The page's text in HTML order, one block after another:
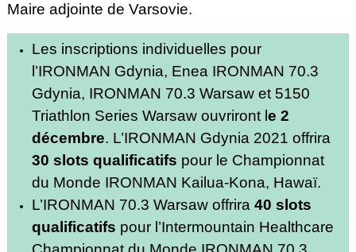
Maire adjointe de Varsovie.
Les inscriptions individuelles pour
l’IRONMAN Gdynia, Enea IRONMAN 70.3
Gdynia, IRONMAN 70.3 Warsaw et 5150
Triathlon Series Warsaw ouvriront l e 2
décembre. L’IRONMAN Gdynia 2021 offrira
30 slots qualificatifs pour le Championnat
du Monde IRONMAN Kailua-Kona, Hawaï.
L’IRONMAN 70.3 Warsaw offrira 40 slots
qualificatifs pour l’Intermountain Healthcare